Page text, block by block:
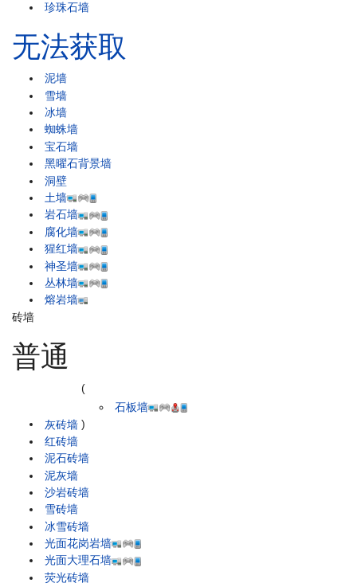
珍珠石墙
无法获取
泥墙
雪墙
冰墙
蜘蛛墙
宝石墙
黑曜石背景墙
洞壁
土墙
岩石墙
腐化墙
猩红墙
神圣墙
丛林墙
熔岩墙
砖墙
普通
灰砖墙
(
石板墙
)
红砖墙
泥石砖墙
泥灰墙
沙岩砖墙
雪砖墙
冰雪砖墙
光面花岗岩墙
光面大理石墙
荧光砖墙